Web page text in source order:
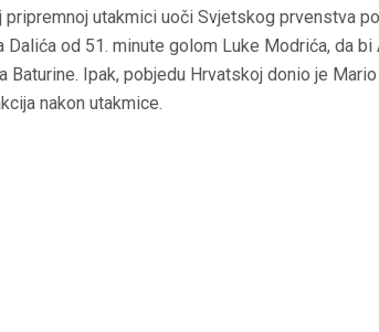
pripremnoj utakmici uoči Svjetskog prvenstva
od 51. minute golom Luke Modrića, da bi
Baturine. Ipak, pobjedu Hrvatskoj donio je
nakon utakmice.